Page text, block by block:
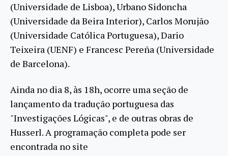
(Universidade de Lisboa), Urbano Sidoncha
(Universidade da Beira Interior), Carlos Morujão
(Universidade Católica Portuguesa), Dario
Teixeira (UENF) e Francesc Pereña (Universidade
de Barcelona).
Ainda no dia 8, às 18h, ocorre uma seção de
lançamento da tradução portuguesa das
"Investigações Lógicas", e de outras obras de
Husserl. A programação completa pode ser
encontrada no site